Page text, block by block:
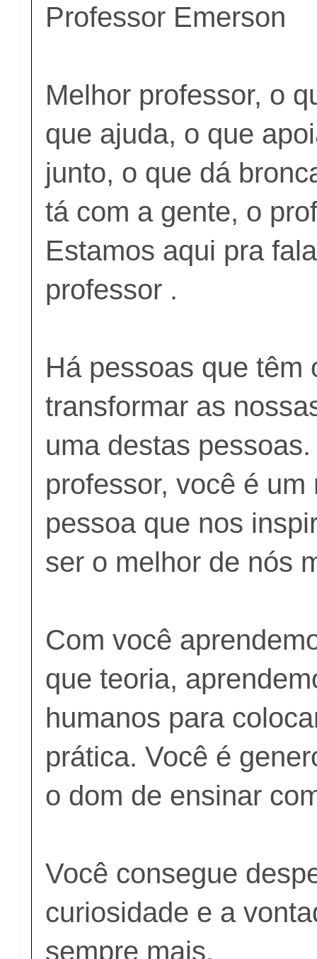
Professor Emerson
Melhor professor, o
que ajuda, o que
junto, o que dá
tá com a gente, o
Estamos aqui pra
professor .
Há pessoas que têm
transformar as
uma destas
professor, você é um
pessoa que nos
ser o melhor de nós
Com você
que teoria,
humanos para
prática. Você é
o dom de ensinar
Você consegue
curiosidade e a
sempre mais.